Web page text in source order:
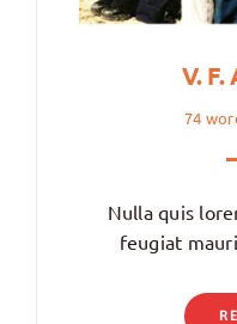
V.
74
Nulla quis
feugiat